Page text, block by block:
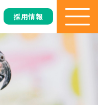
採用情報